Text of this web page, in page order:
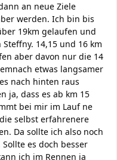
an neue Ziele
werden. Ich bin bis
19km gelaufen und
14,15 und 16 km
aber davon nur die 14
etwas langsamer
nach hinten raus
ja, dass es ab km 15
bei mir im Lauf ne
selbst erfahrenere
Da sollte ich also noch
es doch besser
ich im Rennen ja